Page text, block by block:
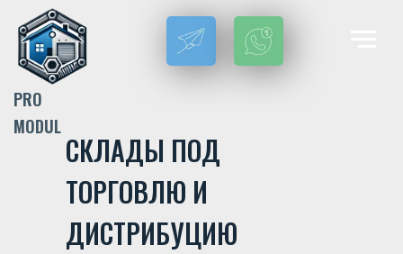
СКЛАДЫ ПОД
ТОРГОВЛЮ И
ДИСТРИБУЦИЮ
PRO
MODUL